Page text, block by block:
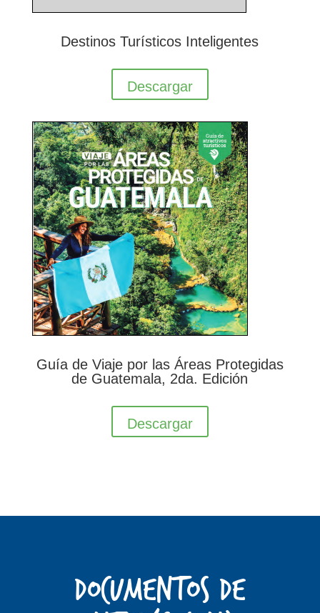
Destinos Turísticos Inteligentes
Descargar
Guía de Viaje por las Áreas Protegidas
de Guatemala, 2da. Edición
Descargar
Documentos de